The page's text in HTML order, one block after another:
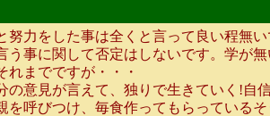
力をした事は全くと言って良い程無
事に関して否定はしないです。学が
までですが・・・
意見が言えて、独りで生きていく!自
呼びつけ、毎食作ってもらっている